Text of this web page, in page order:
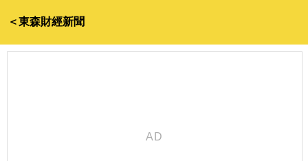
＜東森財經新聞